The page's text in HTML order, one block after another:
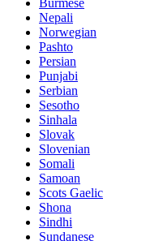
Nepali
Norwegian
Pashto
Persian
Punjabi
Serbian
Sesotho
Sinhala
Slovak
Slovenian
Somali
Samoan
Scots Gaelic
Shona
Sindhi
Sundanese